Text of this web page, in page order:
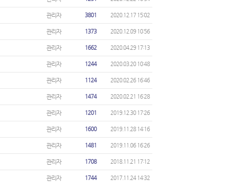
관리자 3801 2020.12.17 15:02
관리자 1373 2020.12.09 10:56
관리자 1662 2020.04.29 17:13
관리자 1244 2020.03.20 10:48
관리자 1124 2020.02.26 16:46
관리자 1474 2020.02.21 16:28
관리자 1201 2019.12.30 17:26
관리자 1600 2019.11.28 14:16
관리자 1481 2019.11.06 16:26
관리자 1708 2018.11.21 17:12
관리자 1744 2017.11.24 14:32